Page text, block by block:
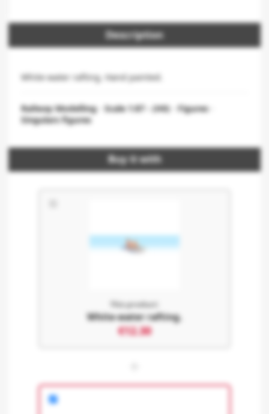
Description
White-water rafting. Hand painted.
Railway Modelling- Scale 1:87 - (H0)- Figures-
Singulars figures
Buy it with
This product:
White-water rafting.
€12.30